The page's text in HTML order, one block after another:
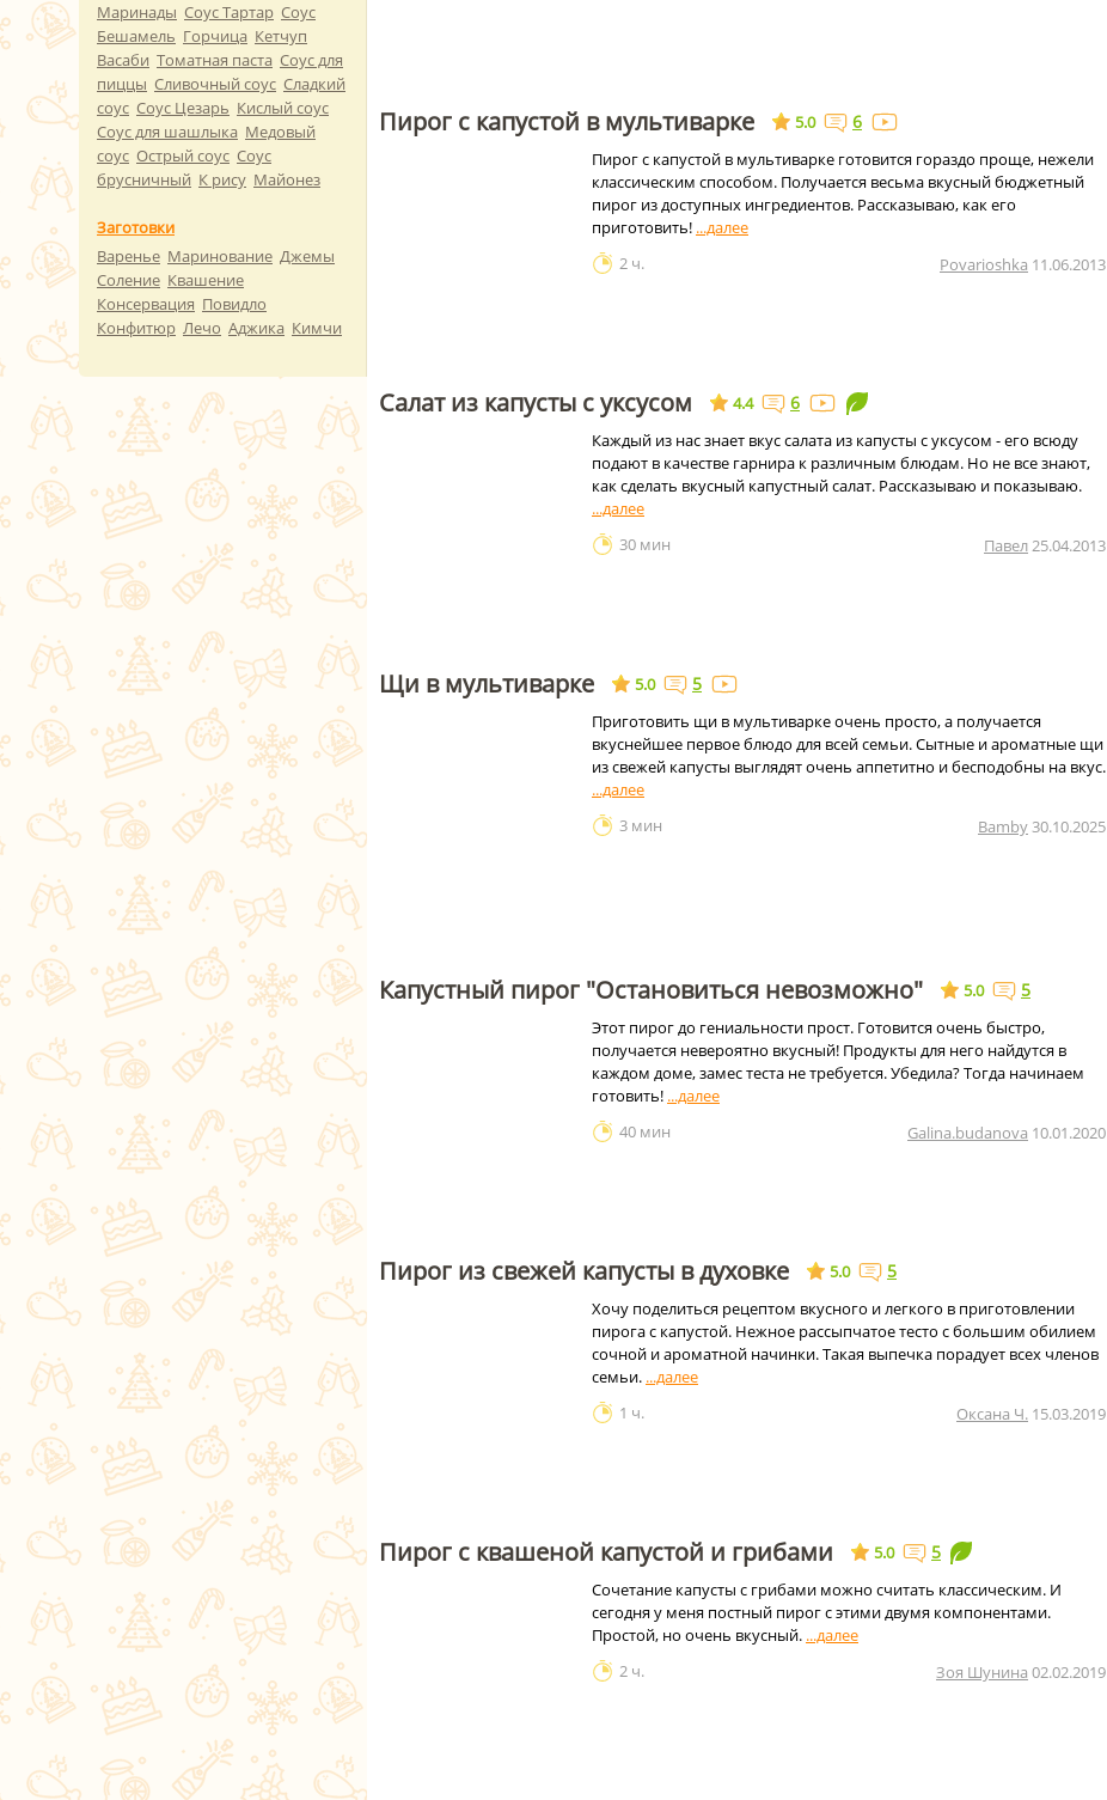
Пирог с капустой в мультиварке 5.0 6
Пирог с капустой в мультиварке готовится гораздо проще, нежели
классическим способом. Получается весьма вкусный бюджетный
пирог из доступных ингредиентов. Рассказываю, как его
приготовить!
2 ч.
Povarioshka 11.06.2013
Салат из капусты с уксусом 4.4 6
Каждый из нас знает вкус салата из капусты с уксусом - его всюду
подают в качестве гарнира к различным блюдам. Но не все знают,
как сделать вкусный капустный салат. Рассказываю и показываю.
30 мин Павел25.04.2013
Щи в мультиварке 5.0 5
Приготовить щи в мультиварке очень просто, а получается
вкуснейшее первое блюдо для всей семьи. Сытные и ароматные щи
из свежей капусты выглядят очень аппетитно и бесподобны на вкус.
3 мин Bamby30.10.2025
Капустный пирог "Остановиться невозможно" 5.0 5
Этот пирог до гениальности прост. Готовится очень быстро,
получается невероятно вкусный! Продукты для него найдутся в
каждом доме, замес теста не требуется. Убедила? Тогда начинаем
готовить!
40 мин
Galina.budanova 10.01.2020
Пирог из свежей капусты в духовке 5.0 5
Хочу поделиться рецептом вкусного и легкого в приготовлении
пирога с капустой. Нежное рассыпчатое тесто с большим обилием
сочной и ароматной начинки. Такая выпечка порадует всех членов
семьи.
1 ч.
Оксана Ч. 15.03.2019
Пирог с квашеной капустой и грибами 5.0 5
Сочетание капусты с грибами можно считать классическим. И
сегодня у меня постный пирог с этими двумя компонентами.
Простой, но очень вкусный.
2 ч.
Зоя Шунина 02.02.2019
Маринады Соус Тартар Соус
Бешамель Горчица Кетчуп
Васаби Томатная паста Соус для
пиццы Сливочный соус Сладкий
соус Соус Цезарь Кислый соус
Соус для шашлыка Медовый
соус Острый соус Соус
брусничный К рису Майонез
Заготовки
Варенье Маринование Джемы
Соление Квашение
Консервация Повидло
Конфитюр Лечо Аджика Кимчи